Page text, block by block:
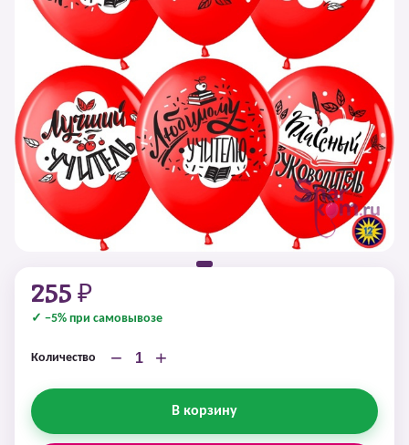
255 ₽
✓ −5% при самовывозе
Количество − +
В корзину